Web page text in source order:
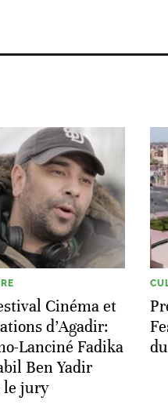
Cinéma et
d’Agadir:
Lanciné Fadika
Ben Yadir
le jury